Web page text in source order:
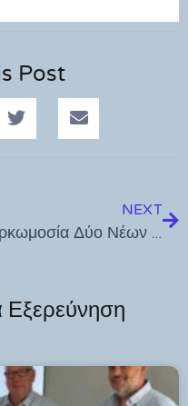
Post
NEXT
Ορκωμοσία Δύο Νέων Υπαλλήλων στον Δήμο Νισύρου
Εξερεύνηση